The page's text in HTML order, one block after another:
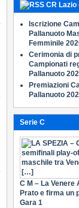
CR Lazio
Iscrizione
Pallanuoto
Femminile
Cerimonia di
Campionati
Pallanuoto
Premiazioni
Pallanuoto
Serie C
C M – La Venere
Prato e firma un
Gara 1